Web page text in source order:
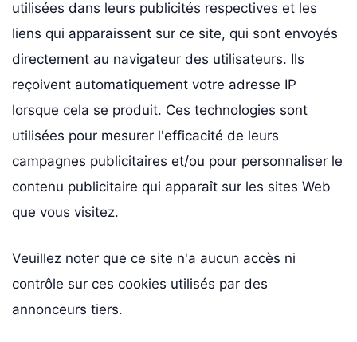
utilisées dans leurs publicités respectives et les
liens qui apparaissent sur ce site, qui sont envoyés
directement au navigateur des utilisateurs. Ils
reçoivent automatiquement votre adresse IP
lorsque cela se produit. Ces technologies sont
utilisées pour mesurer l'efficacité de leurs
campagnes publicitaires et/ou pour personnaliser le
contenu publicitaire qui apparaît sur les sites Web
que vous visitez.
Veuillez noter que ce site n'a aucun accès ni
contrôle sur ces cookies utilisés par des
annonceurs tiers.